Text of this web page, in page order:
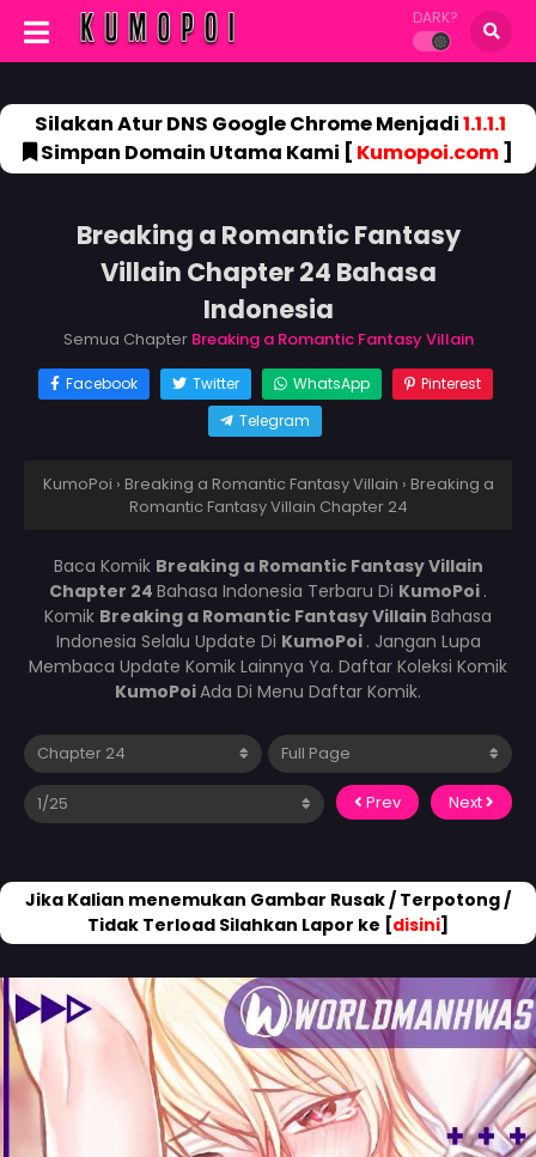
DARK?
Silakan Atur DNS Google Chrome Menjadi1.1.1.1
Simpan Domain Utama Kami [ Kumopoi.com]
Breaking a Romantic Fantasy
Villain Chapter 24 Bahasa
Indonesia
Semua Chapter Breaking a Romantic Fantasy Villain
Facebook Twitter WhatsApp
Pinterest
Telegram
KumoPoi › Breaking a Romantic Fantasy Villain › Breaking a
Romantic Fantasy Villain Chapter 24
Baca Komik Breaking a Romantic Fantasy Villain
Chapter 24 Bahasa Indonesia Terbaru Di KumoPoi .
Komik Breaking a Romantic Fantasy Villain Bahasa
Indonesia Selalu Update Di KumoPoi . Jangan Lupa
Membaca Update Komik Lainnya Ya. Daftar Koleksi Komik
KumoPoiAda Di Menu Daftar Komik.
Prev Next
Jika Kalian menemukan Gambar Rusak / Terpotong /
Tidak Terload Silahkan Lapor ke [disini]